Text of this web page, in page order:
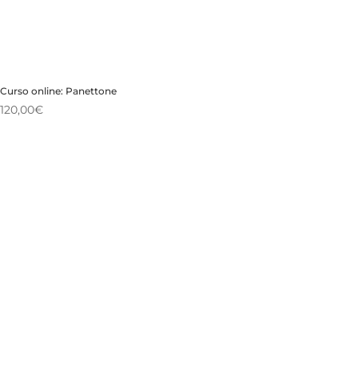
Curso online: Panettone
120,00€